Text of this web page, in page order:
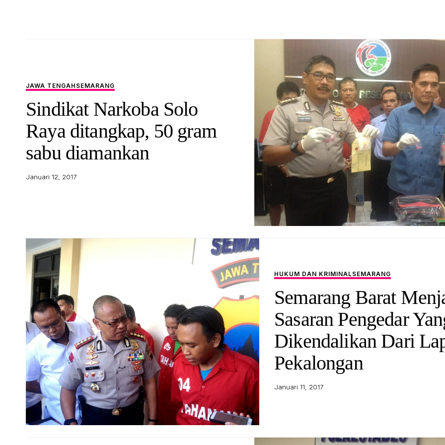
JAWA TENGAH SEMARANG
Sindikat Narkoba Solo
Raya ditangkap, 50 gram
sabu diamankan
Januari 12, 2017
HUKUM DAN KRIMINALSEMARANG
Semarang Barat
Sasaran Pengedar
Dikendalikan Dari
Pekalongan
Januari 11, 2017